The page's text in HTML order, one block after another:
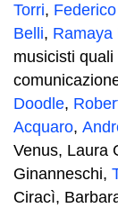
Torri,
Belli, Ramaya
musicisti quali
Doodle,
Acquaro,
Venus, Laura
Ginanneschi,
Ciracì,